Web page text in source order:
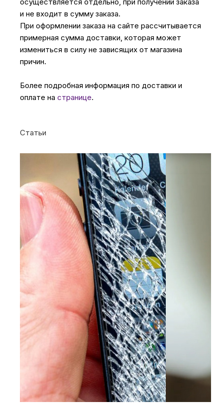
и не входит в сумму заказа.
При оформлении заказа на сайте рассчитывается
примерная сумма доставки, которая может
измениться в силу не зависящих от магазина
причин.
Более подробная информация по доставки и
оплате на странице.
Статьи